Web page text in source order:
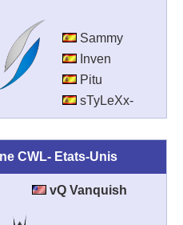
Sammy
Inven
Pitu
sTyLeXx-
CWL- Etats-Unis
vQ Vanquish